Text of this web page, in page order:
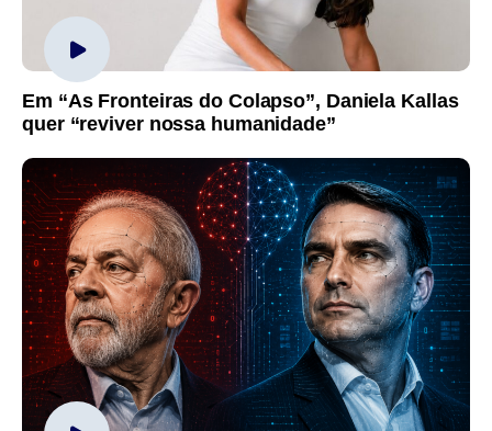
Em “As Fronteiras do Colapso”, Daniela Kallas
quer “reviver nossa humanidade”